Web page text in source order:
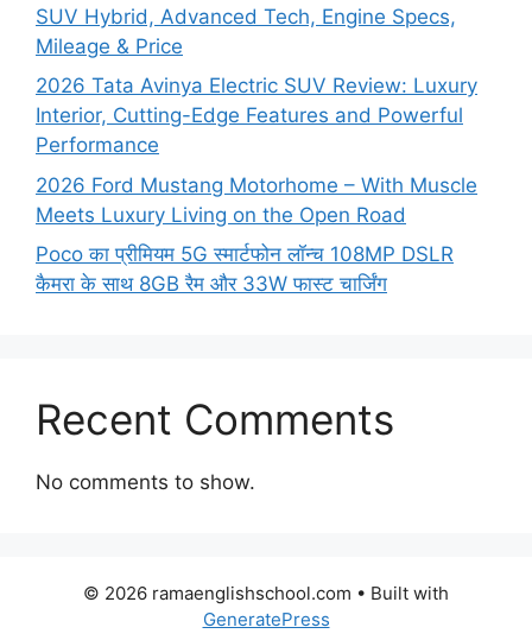
SUV Hybrid, Advanced Tech, Engine Specs,
Mileage & Price
2026 Tata Avinya Electric SUV Review: Luxury
Interior, Cutting-Edge Features and Powerful
Performance
2026 Ford Mustang Motorhome – With Muscle
Meets Luxury Living on the Open Road
Poco का प्रीमियम 5G स्मार्टफोन लॉन्च 108MP DSLR
कैमरा के साथ 8GB रैम और 33W फास्ट चार्जिंग
Recent Comments
No comments to show.
© 2026 ramaenglishschool.com • Built with
GeneratePress